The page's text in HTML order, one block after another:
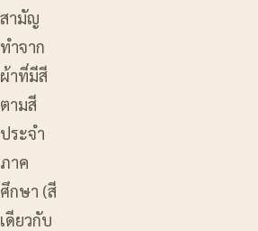
สามัญ
ทำจาก
ผ้าที่มีสี
ตามสี
ประจำ
ภาค
ศึกษา (สี
เดียวกับ